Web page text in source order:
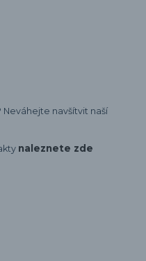
navšítvit naší
naleznete zde